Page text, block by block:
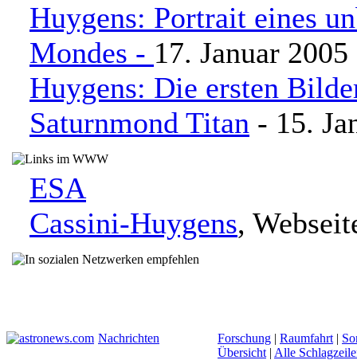
Huygens: Portrait eines
Mondes - 17. Januar 2005
Huygens: Die ersten
Saturnmond Titan - 15.
ESA
Cassini-Huygens,
Nachrichten Forschung | Raumfahrt |
Übersicht | Alle